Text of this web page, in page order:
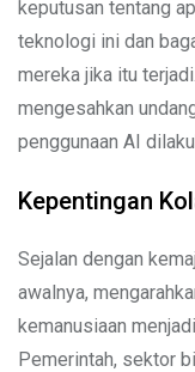
keputusan tentang
teknologi ini dan
mereka jika itu
mengesahkan
penggunaan AI
Kepentingan
Sejalan dengan
awalnya,
kemanusiaan
Pemerintah, sektor